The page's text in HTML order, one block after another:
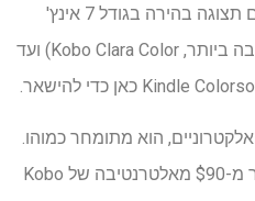
האלקטרונים – והוא יודע זאת. עם תצוגה בהירה בגודל 7 אינץ'
(גדולה ב-1 אינץ' מיריבתה הקרובה ביותר, Kobo Clara Color) ועד
הוא מתומחר כמוהו.
Kindle Colorsoft 2026 יקר יותר מ-$90 מאלטרנטיבה של Kobo